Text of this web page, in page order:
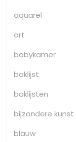
aquarel
art
babykamer
baklijst
baklijsten
bijzondere kunst
blauw